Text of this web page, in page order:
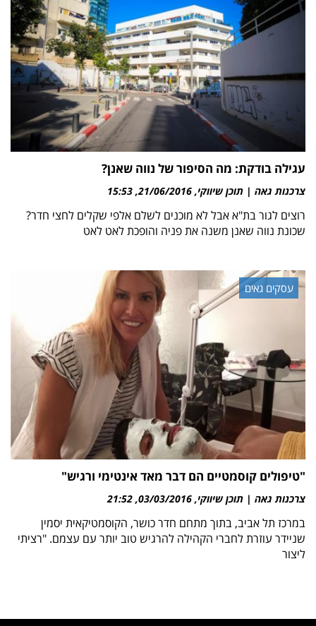
עגילה בודקת: מה הסיפור של נווה שאנן?
צרכנות גאה | תוכן שיווקי 21/06/2016
15:53
רוצים לגור בת"א אבל לא מוכנים לשלם אלפי שקלים לחצי חדר?
שכונת נווה שאנן משנה את פניה והופכת לאט לאט
עסקים גאים
"טיפולים קוסמטיים הם דבר מאד אינטימי ורגיש"
צרכנות גאה | תוכן שיווקי 03/03/2016
21:52
במרכז תל אביב, בתוך מתחם חדר כושר, הקוסמטיקאית יסמין
שניידר עוזרת לחברי הקהילה להרגיש טוב יותר עם עצמם. "רציתי
ליצור